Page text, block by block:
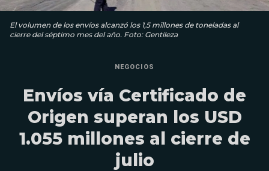
El volumen de los envíos alcanzó los 1,5 millones de toneladas al
cierre del séptimo mes del año. Foto: Gentileza
NEGOCIOS
Envíos vía Certificado de
Origen superan los USD
1.055 millones al cierre de
julio